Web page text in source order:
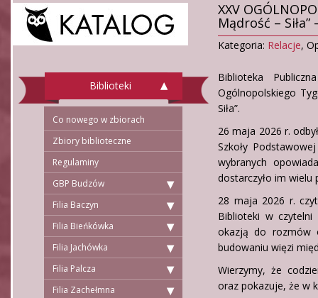
Biblioteki
Co nowego w zbiorach
Zbiory biblioteczne
Regulaminy
GBP Budzów
Filia Baczyn
Filia Bieńkówka
Filia Jachówka
Filia Palcza
Filia Zachełmna
XXV
Mądrość – Siła”
Kategoria: Relacje,
Biblioteka
Ogólnopolskiego
Siła”.
26 maja 2026 r.
Szkoły
wybranych
dostarczyło im wielu
28 maja 2026 r.
Biblioteki w czytelni
okazją do rozmów
budowaniu więzi
Wierzymy, że
oraz pokazuje, że w